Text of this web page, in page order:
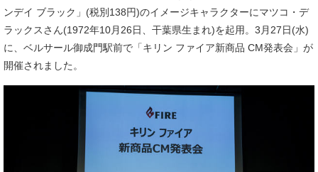
ンデイ ブラック」(税別138円)のイメージキャラクターにマツコ・デ
ラックスさん(1972年10月26日、干葉県生まれ)を起用。3月27日(水)
に、ベルサール御成門駅前で「キリン ファイア新商品 CM発表会」が
開催されました。